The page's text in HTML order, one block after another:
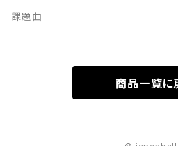
課題曲
商品一覧に